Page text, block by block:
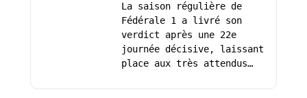
La saison régulière de
Fédérale 1 a livré son
verdict après une 22e
journée décisive, laissant
place aux très attendus…